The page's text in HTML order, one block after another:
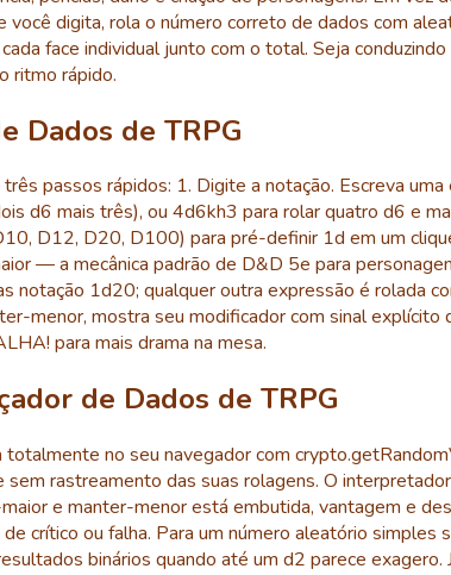
você digita, rola o número correto de dados com
face individual junto com o total. Seja
ritmo rápido.
Dados de TRPG
passos rápidos: 1. Digite a notação. Escreva
d6 mais três), ou 4d6kh3 para rolar quatro d6 e
D12, D20, D100) para pré-definir 1d em um
— a mecânica padrão de D&D 5e para
notação 1d20; qualquer outra expressão é rolada
menor, mostra seu modificador com sinal
para mais drama na mesa.
de Dados de TRPG
no seu navegador com
sem rastreamento das suas rolagens. O
e manter-menor está embutida, vantagem e
crítico ou falha. Para um número aleatório
binários quando até um d2 parece